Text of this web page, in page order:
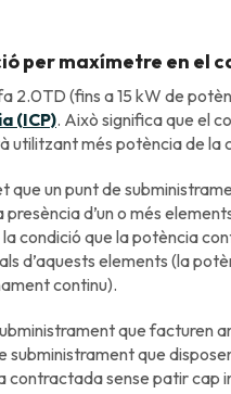
per maxímetre en el
2.0TD (fins a 15 kW de
(ICP). Això significa que el
utilitzant més potència de la
que un punt de
d’un o més
condició que la potència
d’aquests elements (la
continu).
que facturen
que
sense patir cap